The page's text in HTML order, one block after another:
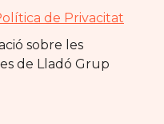
de Privacitat
sobre les
de Lladó Grup